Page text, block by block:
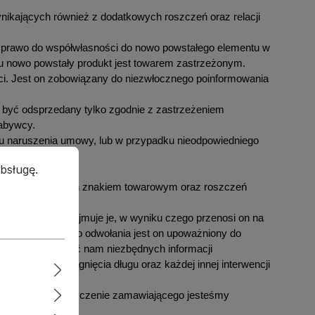
również z dodatkowych roszczeń oraz relacji
do współwłasności do nowo powstałego elementu w
powstały produkt jest towarem zastrzeżonym.
Jest on zobowiązany do niezwłocznego poinformowania
odsprzedany tylko zgodnie z zastrzeżeniem
umowy, lub w przypadku nieodpowiedniego
zastrzeżonych znakiem towarowym oraz roszczeń
lub wynajmuje je, w wyniku czego przenosi on na
Aż do odwołania jest on upoważniony do
dostarczać nam niezbędnych informacji
ściągnięcia długu oraz każdej innej interwencji
25%, to na życzenie zamawiającego jesteśmy
Więcej informacji...